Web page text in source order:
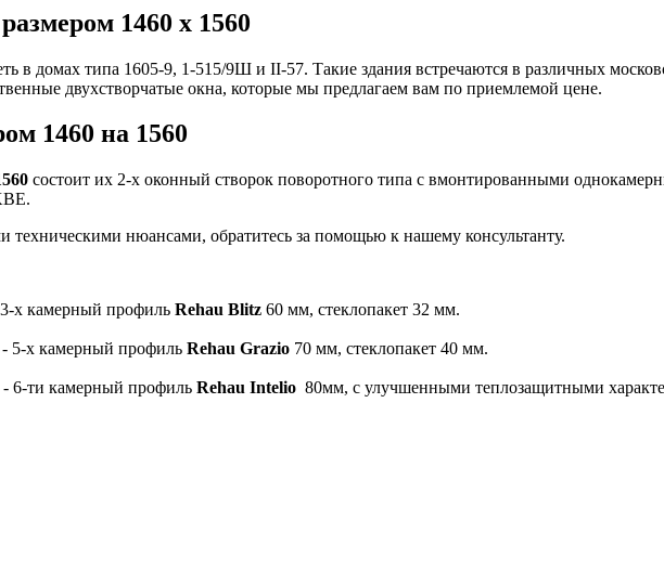
1460 х 1560
в домах типа 1605-9, 1-515/9Ш и II-57. Такие здания встречаются в различных
двухстворчатые окна, которые мы предлагаем вам по приемлемой цене.
1460 на 1560
состоит их 2-х оконный створок поворотного типа с вмонтированными
техническими нюансами, обратитесь за помощью к нашему консультанту.
х камерный профиль Rehau Blitz 60 мм, стеклопакет 32 мм.
- 5-х камерный профиль Rehau Grazio 70 мм, стеклопакет 40 мм.
- 6-ти камерный профиль Rehau Intelio 80мм, с улучшенными теплозащитными